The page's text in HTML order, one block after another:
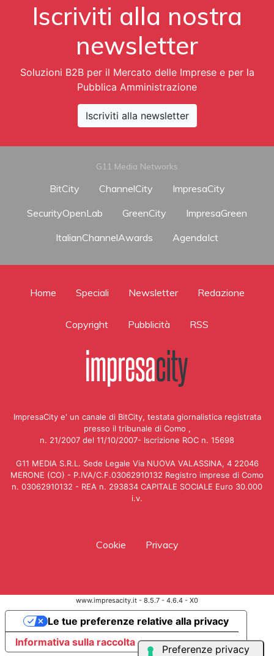
Iscriviti alla nostra
newsletter
Soluzioni B2B per il Mercato delle Imprese e per la
Pubblica Amministrazione
Iscriviti alla newsletter
G11 Media Networks
BitCity ChannelCity
ImpresaCity
SecurityOpenLab
GreenCity
ImpresaGreen
ItalianChannelAwards
AgendaIct
Home Speciali Newsletter Redazione
Copyright Pubblicità RSS
ImpresaCity e' un canale di BitCity, testata giornalistica registrata
presso il tribunale di Como ,
n. 21/2007 del 11/10/2007- Iscrizione ROC n. 15698
G11 MEDIA S.R.L. Sede Legale Via NUOVA VALASSINA, 4 22046
MERONE (CO) - P.IVA/C.F.03062910132 Registro imprese di Como
n. 03062910132 - REA n. 293834 CAPITALE SOCIALE Euro 30.000
i.v.
Cookie Privacy
www.impresacity.it - 8.5.7 - 4.6.4 - X0
Informativa sulla raccolta
Le tue preferenze relative alla privacy